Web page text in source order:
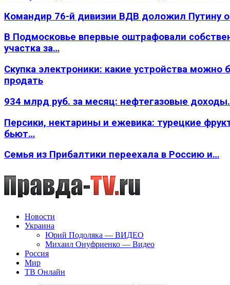
Командир 76-й дивизии ВДВ доложил Путину
В Подмосковье впервые оштрафовали
участка за…
Скупка электроники: какие устройства можно
продать
934 млрд руб. за месяц: нефтегазовые
Персики, нектарины и ежевика: турецкие
бьют…
Семья из Прибалтики переехала в Россию и…
Новости
Украина
Юрий Подоляка — ВИДЕО
Михаил Онуфриенко — Видео
Россия
Мир
ТВ Онлайн